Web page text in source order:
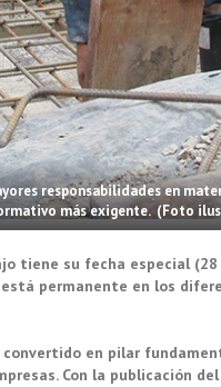
responsabilidades en
más exigente. (Foto
tiene su fecha especial
permanente en los
en pilar
Con la publicación